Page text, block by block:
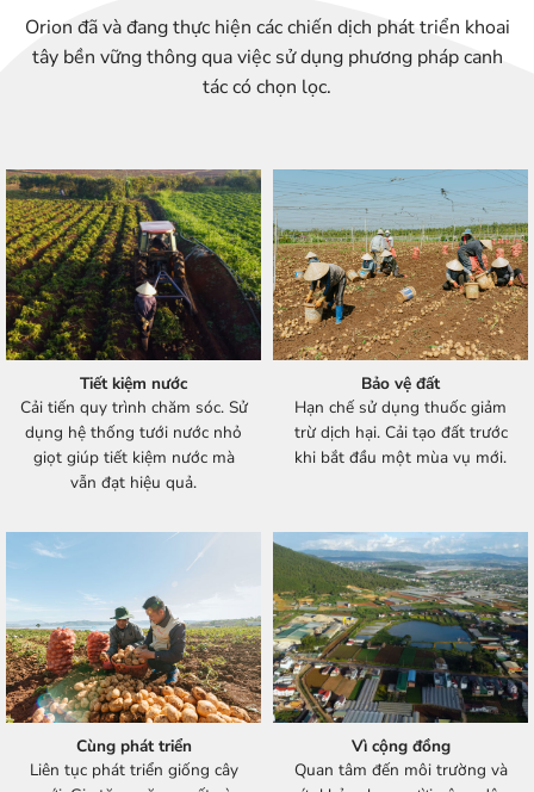
Orion đã và đang thực hiện các chiến dịch phát triển khoai
tây bền vững thông qua việc sử dụng phương pháp canh
tác có chọn lọc.
Tiết kiệm nước
Cải tiến quy trình chăm sóc. Sử
dụng hệ thống tưới nước nhỏ
giọt giúp tiết kiệm nước mà
vẫn đạt hiệu quả.
Bảo vệ đất
Hạn chế sử dụng thuốc giảm
trừ dịch hại. Cải tạo đất trước
khi bắt đầu một mùa vụ mới.
Cùng phát triển
Liên tục phát triển giống cây
Vì cộng đồng
Quan tâm đến môi trường và